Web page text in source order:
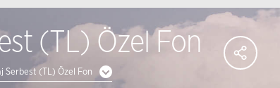
(TL) Özel Fon
(TL) Özel Fon
Paylaş